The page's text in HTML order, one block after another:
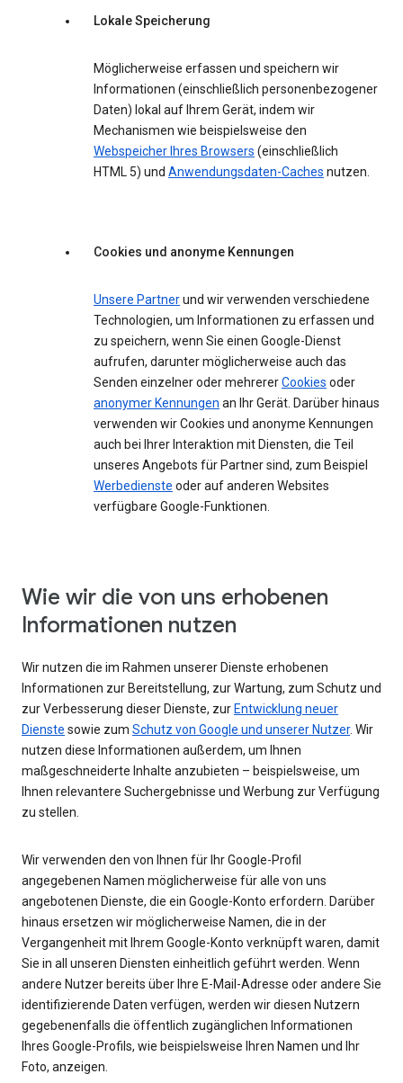
Lokale Speicherung
Möglicherweise erfassen und speichern wir
Informationen (einschließlich personenbezogener
Daten) lokal auf Ihrem Gerät, indem wir
Mechanismen wie beispielsweise den
Webspeicher Ihres Browsers (einschließlich
HTML 5) und Anwendungsdaten-Caches nutzen.
Cookies und anonyme Kennungen
Unsere Partnerund wir verwenden verschiedene
Technologien, um Informationen zu erfassen und
zu speichern, wenn Sie einen Google-Dienst
aufrufen, darunter möglicherweise auch das
Senden einzelner oder mehrererCookies oder
anonymer Kennungen an Ihr Gerät. Darüber hinaus
verwenden wir Cookies und anonyme Kennungen
auch bei Ihrer Interaktion mit Diensten, die Teil
unseres Angebots für Partner sind, zum Beispiel
Werbedienste oder auf anderen Websites
verfügbare Google-Funktionen.
Wie wir die von uns erhobenen
Informationen nutzen
Wir nutzen die im Rahmen unserer Dienste erhobenen
Informationen zur Bereitstellung, zur Wartung, zum Schutz und
zur Verbesserung dieser Dienste, zur Entwicklung neuer
Dienste sowie zum Schutz von Google und unserer Nutzer. Wir
nutzen diese Informationen außerdem, um Ihnen
maßgeschneiderte Inhalte anzubieten – beispielsweise, um
Ihnen relevantere Suchergebnisse und Werbung zur Verfügung
zu stellen.
Wir verwenden den von Ihnen für Ihr Google-Profil
angegebenen Namen möglicherweise für alle von uns
angebotenen Dienste, die ein Google-Konto erfordern. Darüber
hinaus ersetzen wir möglicherweise Namen, die in der
Vergangenheit mit Ihrem Google-Konto verknüpft waren, damit
Sie in all unseren Diensten einheitlich geführt werden. Wenn
andere Nutzer bereits über Ihre E-Mail-Adresse oder andere Sie
identifizierende Daten verfügen, werden wir diesen Nutzern
gegebenenfalls die öffentlich zugänglichen Informationen
Ihres Google-Profils, wie beispielsweise Ihren Namen und Ihr
Foto, anzeigen.